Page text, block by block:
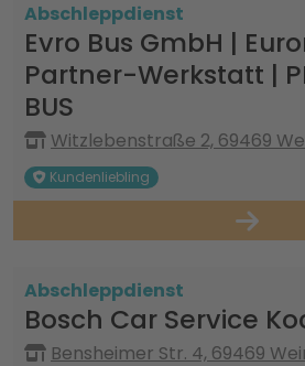
Abschleppdienst
Evro Bus GmbH |
Partner-Werkstatt |
BUS
Witzlebenstraße 2, 69469
Kundenliebling
Abschleppdienst
Bosch Car Service
Bensheimer Str. 4, 69469